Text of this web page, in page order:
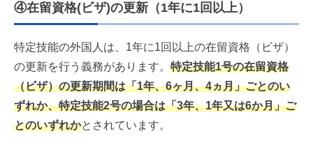
④在留資格(ビザ)の更新（1年に1回以上）
特定技能の外国人は、1年に1回以上の在留資格（ビザ）
の更新を行う義務があります。 特定技能1号の在留資格
（ビザ）の更新期間は「1年、6ヶ月、4ヵ月」ごとのい
ずれか、特定技能2号の場合は「3年、1年又は6か月」ご
とのいずれかとされています。